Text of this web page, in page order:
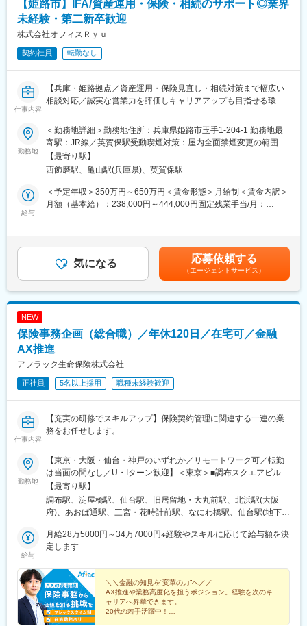
■働き方
・年休122日
・残業11時間程度
・転勤無し
■淡路信用金庫の魅力
地域経済の持続的発展に貢献する金融機能の提供だけにとどまら
ず、文化や教育、環境など地域社会の活性化に貢献しているのも
同金庫の特徴です。例えば、第一回から参加する淡路島まつり
り（※）」、洲本川で開催されるボート競技大会「洲本川レガッ
タ」など、多彩な地域行事への参加・協賛を行っており、地域に
に根差した金庫として愛されています。
企業の保険コンサルティングリスクマネジメント
個人のライフプラン立案
事業継承プランと相談
ファイナンシャルプランニング
資産運用やライフプラン設計
■教育体制
でも着実に成長できます。
■企業の特徴/魅力
地域密着型で信頼を大切にし、長くお客様の人生に寄り添うプロ
■業務の魅力
変更の範囲：会社の定める業務
【姫路市】IFA/資産運用・保険・相続のサポート◎業界
未経験・第二新卒歓迎
株式会社オフィスＲｙｕ
契約社員 転勤なし
仕事内容
【兵庫・姫路拠点／資産運用・保険見直し・相続対策まで幅広い
相談対応／誠実な営業力を評価しキャリアアップも目指せる環
■業務概要
・当社は兵庫県姫路市に拠点を構え、資産運用や生命保険の見直
し、相続対策まで幅広いファイナンシャルサービスを展開してい
ます。
・営業職として、個人・法人のお客様に対し直接的なご提案を行
う第一窓口としてご活躍いただきます。
・新規相談対応から継続的なアフターフォローまで一貫したサポ
ートを行い、ライフプランや資産に関する課題解決を誠実に支援
■業務詳細
・新規ご相談者様には、まずヒアリングを実施し、目的や不安、
将来設計に関するご要望を的確に把握。
・既存顧客については定期的にコンタクトを取り、契約内容の見
直しやライフステージに応じた最適なプラン変更を積極的にご提
案。目標設定や資産形成の進捗管理、必要書類の作成補助、外部
専門家や関連サービスの紹介まで幅広く対応します。
個人のライフプラン立案
事業継承プランと相談
ファイナンシャルプランニング
資産運用やライフプラン設計
各種セミナー
■教育体制
OJTや社内研修、資格取得支援が充実しており、業界未経験から
でも着実に成長できます。
地域密着型で信頼を大切にし、長くお客様の人生に寄り添うプロ
集団として成長し続けています。
■業務の魅力
誠実な営業活動が評価され、実績により高年収を目指せます。長
勤務地
＜勤務地詳細＞勤務地住所：兵庫県姫路市玉手1-204-1 勤務地最
寄駅：JR線／英賀保駅受動喫煙対策：屋内全面禁煙変更の範囲：
会社の定める事業所
【最寄り駅】
西飾磨駅、亀山駅(兵庫県)、英賀保駅
給与
＜予定年収＞350万円～650万円＜賃金形態＞月給制＜賃金内訳＞
月額（基本給）：238,000円～444,000円固定残業手当/月：
詳細は経験・能力等を考慮の上、同社規定により決定・賞与あり※
業績による、初年度は無し賃金はあくまでも目安の金額であり、
選考を通じて上下する可能性があります。月給(月額)は固定手当を
含めた表記です。
気になる 応募依頼する
（エージェントサービス）
NEW
保険事務企画（総合職）／年休120日／在宅可／金融
AX推進
アフラック生命保険株式会社
正社員 5名以上採用 職種未経験歓迎
仕事内容
【充実の研修でスキルアップ】保険契約管理に関連する一連の業
務をお任せします。
勤務地
【東京・大阪・仙台・神戸のいずれか／リモートワーク可／転勤
は当面の間なし／U・Iターン歓迎】＜東京＞■調布スクエアビル東
京都調布市小島町2-33-2◎京王線・京王相模原線「調布駅」より
徒歩1分■調布サウスゲートビル東京都調布市小島町2-48-26◎京
王線・京王相模原線「調布駅」より徒歩1分＜大阪＞■淀屋橋フレ
鉄御堂筋線「淀屋橋駅」より徒歩3分■淀屋橋センタービル大阪府
大阪市中央区高麗橋3-4-10◎京阪本線・地下鉄御堂筋線「淀屋橋
1◎JR「仙台駅」より徒歩3分＜神戸＞■クリエイト神戸兵庫県神
戸市中央区京町80◎神戸市営地下鉄海岸線「三宮・花時計前駅」
より徒歩4分※初期配属地確約総合職採用のため、将来的な配置転
換や全国転勤の可能性があります。一都三県以外の配属の場合、
別途転勤手当（4万円～6万円/月）の支給があります。※受動喫煙
【最寄り駅】
調布駅、淀屋橋駅、仙台駅、旧居留地・大丸前駅、北浜駅(大阪
府)、あおば通駅、三宮・花時計前駅、なにわ橋駅、仙台駅(地下
給与
月給28万5000円～34万7000円※経験やスキルに応じて給与額を決
定します
＼＼金融の知見を“変革の力”へ／／
AX推進や業務高度化を担うポジション。経験を次のキ
ャリアへ昇華できます。
20代の若手活躍中！